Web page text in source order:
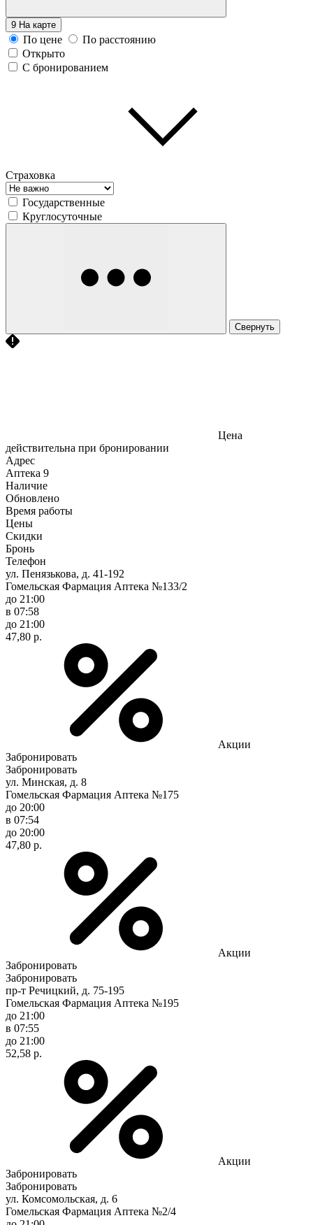
9 На карте
По цене
По расстоянию
Открыто
С бронированием
Страховка
Государственные
Круглосуточные
Свернуть
Цена
действительна при бронировании
Адрес
Аптека 9
Наличие
Обновлено
Время работы
Цены
Скидки
Бронь
Телефон
ул. Пенязькова, д. 41-192
Гомельская Фармация Аптека №133/2
до 21:00
в 07:58
до 21:00
47,80 р.
Акции
Забронировать
Забронировать
ул. Минская, д. 8
Гомельская Фармация Аптека №175
до 20:00
в 07:54
до 20:00
47,80 р.
Акции
Забронировать
Забронировать
пр-т Речицкий, д. 75-195
Гомельская Фармация Аптека №195
до 21:00
в 07:55
до 21:00
52,58 р.
Акции
Забронировать
Забронировать
ул. Комсомольская, д. 6
Гомельская Фармация Аптека №2/4